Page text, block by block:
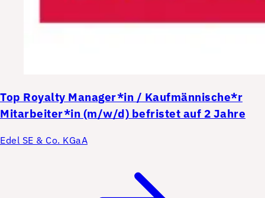
Top Royalty Manager*in / Kaufmännische*r
Mitarbeiter*in (m/w/d) befristet auf 2 Jahre
Edel SE & Co. KGaA